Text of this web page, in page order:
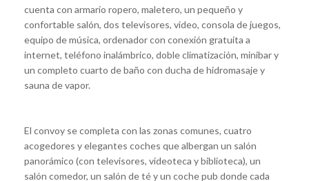
cuenta con armario ropero, maletero, un pequeño y
confortable salón, dos televisores, video, consola de juegos,
equipo de música, ordenador con conexión gratuita a
internet, teléfono inalámbrico, doble climatización, minibar y
un completo cuarto de baño con ducha de hidromasaje y
sauna de vapor.
El convoy se completa con las zonas comunes, cuatro
acogedores y elegantes coches que albergan un salón
panorámico (con televisores, videoteca y biblioteca), un
salón comedor, un salón de té y un coche pub donde cada